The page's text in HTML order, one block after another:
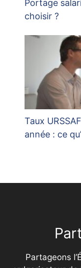
Portage
choisir ?
Taux
année : ce
Partageons